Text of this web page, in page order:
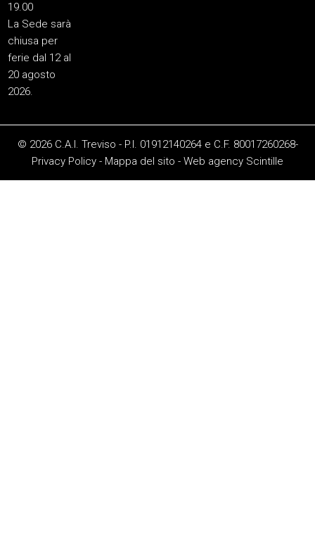
19.00
La Sede sarà
chiusa per
ferie dal 12 al
20 agosto
2026.
© 2026 C.A.I. Treviso - P.I. 01912140264 e C.F. 80017260268-
Privacy Policy - Mappa del sito - Web agency Scintille